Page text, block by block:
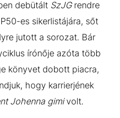
debütált SzJGrendre
es sikerlistájára, sőt
jutott a sorozat. Bár
írónője azóta több
könyvet dobott piacra,
hogy karrierjének
Johenna gimivolt.